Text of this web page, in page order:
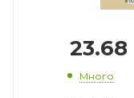
23.68
Много